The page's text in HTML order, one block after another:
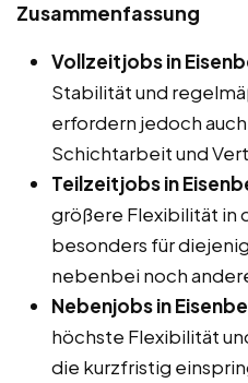
Zusammenfassung
Vollzeitjobs in
Stabilität und
erfordern jedoch
Schichtarbeit und
Teilzeitjobs in
größere Flexibilität in
besonders für
nebenbei noch
Nebenjobs in
höchste Flexibilität
die kurzfristig